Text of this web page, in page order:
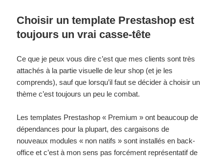
Choisir un template Prestashop est
toujours un vrai casse-tête
Ce que je peux vous dire c’est que mes clients sont très
attachés à la partie visuelle de leur shop (et je les
comprends), sauf que lorsqu’il faut se décider à choisir un
thème c’est toujours un peu le combat.
Les templates Prestashop « Premium » ont beaucoup de
dépendances pour la plupart, des cargaisons de
nouveaux modules « non natifs » sont installés en back-
office et c’est à mon sens pas forcément représentatif de